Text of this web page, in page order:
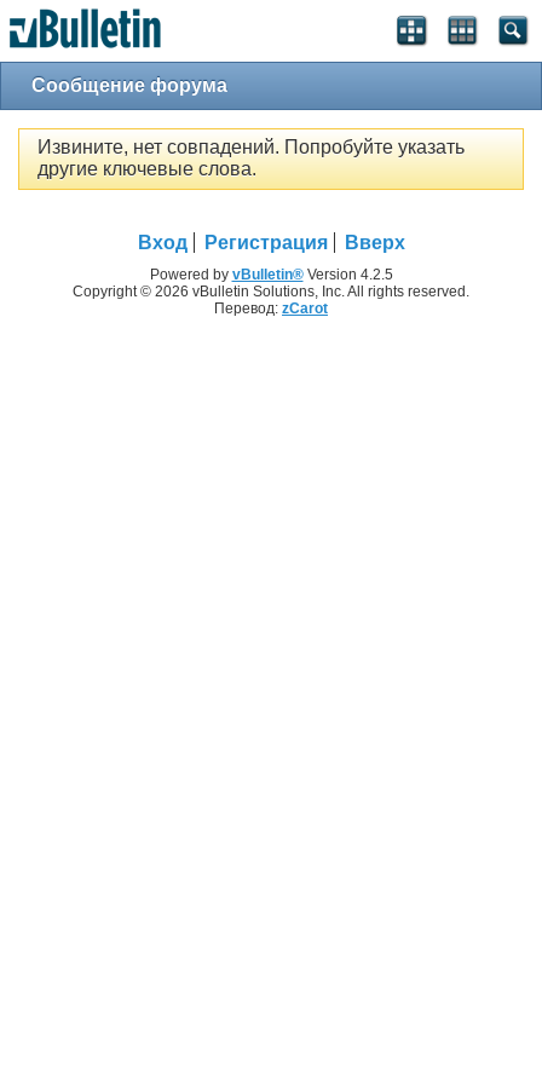
Сообщение форума
Извините, нет совпадений. Попробуйте указать
другие ключевые слова.
Вход Регистрация Вверх
Powered by vBulletin®Version 4.2.5
Copyright © 2026 vBulletin Solutions, Inc. All rights reserved.
Перевод: zCarot